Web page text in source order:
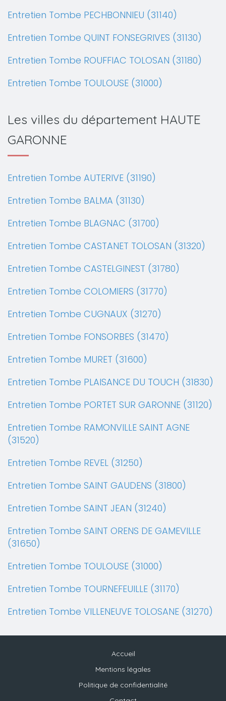
Entretien Tombe PECHBONNIEU (31140)
Entretien Tombe QUINT FONSEGRIVES (31130)
Entretien Tombe ROUFFIAC TOLOSAN (31180)
Entretien Tombe TOULOUSE (31000)
Les villes du département HAUTE
GARONNE
Entretien Tombe AUTERIVE (31190)
Entretien Tombe BALMA (31130)
Entretien Tombe BLAGNAC (31700)
Entretien Tombe CASTANET TOLOSAN (31320)
Entretien Tombe CASTELGINEST (31780)
Entretien Tombe COLOMIERS (31770)
Entretien Tombe CUGNAUX (31270)
Entretien Tombe FONSORBES (31470)
Entretien Tombe MURET (31600)
Entretien Tombe PLAISANCE DU TOUCH (31830)
Entretien Tombe PORTET SUR GARONNE (31120)
Entretien Tombe RAMONVILLE SAINT AGNE
(31520)
Entretien Tombe REVEL (31250)
Entretien Tombe SAINT GAUDENS (31800)
Entretien Tombe SAINT JEAN (31240)
Entretien Tombe SAINT ORENS DE GAMEVILLE
(31650)
Entretien Tombe TOULOUSE (31000)
Entretien Tombe TOURNEFEUILLE (31170)
Entretien Tombe VILLENEUVE TOLOSANE (31270)
Accueil
Mentions légales
Politique de confidentialité